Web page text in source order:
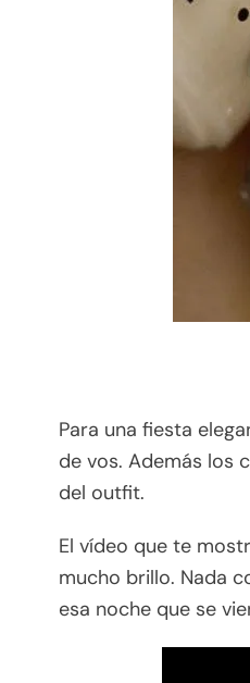
Para una fiesta
de vos. Además los
del outfit.
El vídeo que te
mucho brillo. Nada
esa noche que se